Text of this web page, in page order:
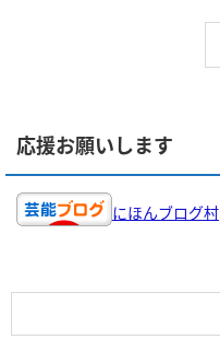
応援お願いします
にほんブログ村